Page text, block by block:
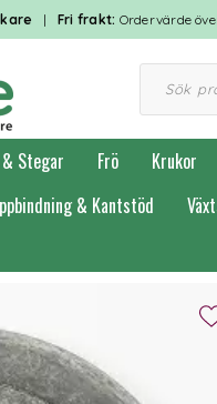
| Fri frakt: Ordervärde
Stegar Frö Krukor
& Kantstöd